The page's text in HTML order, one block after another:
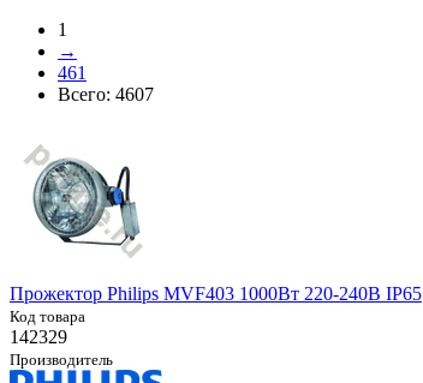
1
→
461
Всего: 4607
Прожектор Philips MVF403 1000Вт 220-240В IP65
Код товара
142329
Производитель